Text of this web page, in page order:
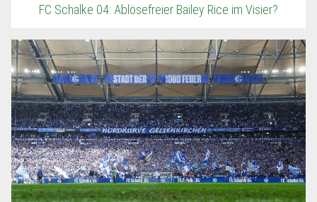
FC Schalke 04: Ablösefreier Bailey Rice im Visier?